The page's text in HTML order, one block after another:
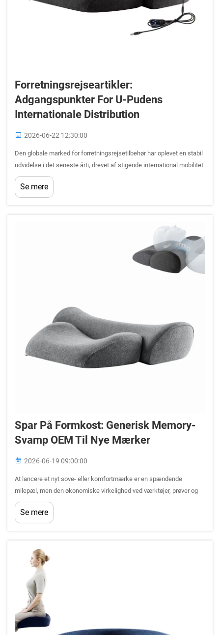
Forretningsrejseartikler:
Adgangspunkter For U-Pudens
Internationale Distribution
2026-06-22 12:30:00
Den globale marked for forretningsrejsetilbehør har oplevet en stabil
udvidelse i det seneste årti, drevet af stigende international mobilitet
og en voksende efterspørgsel efter komfortløsninger under
langdistanceflyvninger og transitperioder. Blandt de mest populære...
Se mere
Spar På Formkost: Generisk Memory-
Svamp OEM Til Nye Mærker
2026-06-19 09:00:00
At lancere et nyt sove- eller komfortmærke er en spændende
milepæl, men den økonomiske virkelighed ved værktøjer, prøver og
minimumsordrebetingelser kan hurtigt udhule budgetter i de tidlige
faser. En af de smarteste strategiske beslutninger, et nyt mærke kan
Se mere